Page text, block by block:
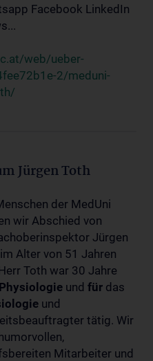
Facebook LinkedIn
web/ueber-
2/meduni-
Jürgen Toth
der MedUni
wir Abschied von
Jürgen
Alter von 51 Jahren
Toth war 30 Jahre
Physiologie und für das
und
tätig. Wir
Mitarbeiter und